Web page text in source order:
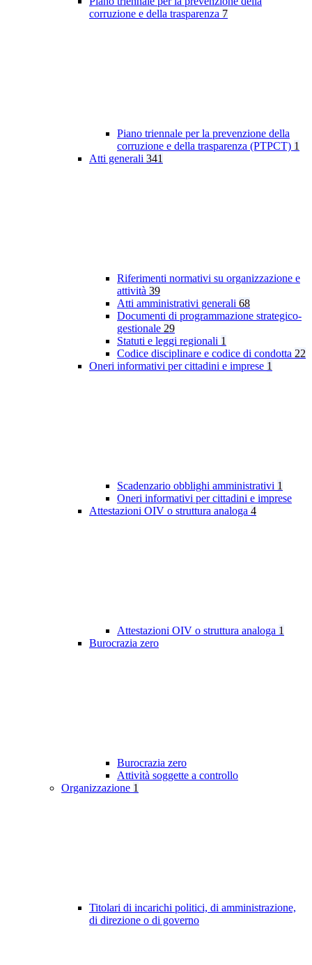
corruzione e della trasparenza 7
Piano triennale per la prevenzione della
corruzione e della trasparenza (PTPCT) 1
Atti generali 341
Riferimenti normativi su organizzazione e
attività 39
Atti amministrativi generali 68
Documenti di programmazione strategico-
gestionale 29
Statuti e leggi regionali 1
Codice disciplinare e codice di condotta 22
Oneri informativi per cittadini e imprese 1
Scadenzario obblighi amministrativi 1
Oneri informativi per cittadini e imprese
Attestazioni OIV o struttura analoga 4
Attestazioni OIV o struttura analoga 1
Burocrazia zero
Burocrazia zero
Attività soggette a controllo
Organizzazione 1
Titolari di incarichi politici, di amministrazione,
di direzione o di governo